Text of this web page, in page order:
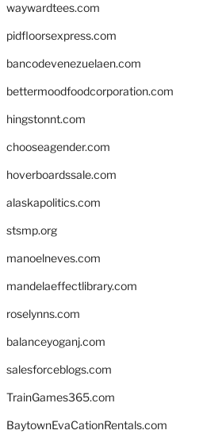
waywardtees.com
pidfloorsexpress.com
bancodevenezuelaen.com
bettermoodfoodcorporation.com
hingstonnt.com
chooseagender.com
hoverboardssale.com
alaskapolitics.com
stsmp.org
manoelneves.com
mandelaeffectlibrary.com
roselynns.com
balanceyoganj.com
salesforceblogs.com
TrainGames365.com
BaytownEvaCationRentals.com